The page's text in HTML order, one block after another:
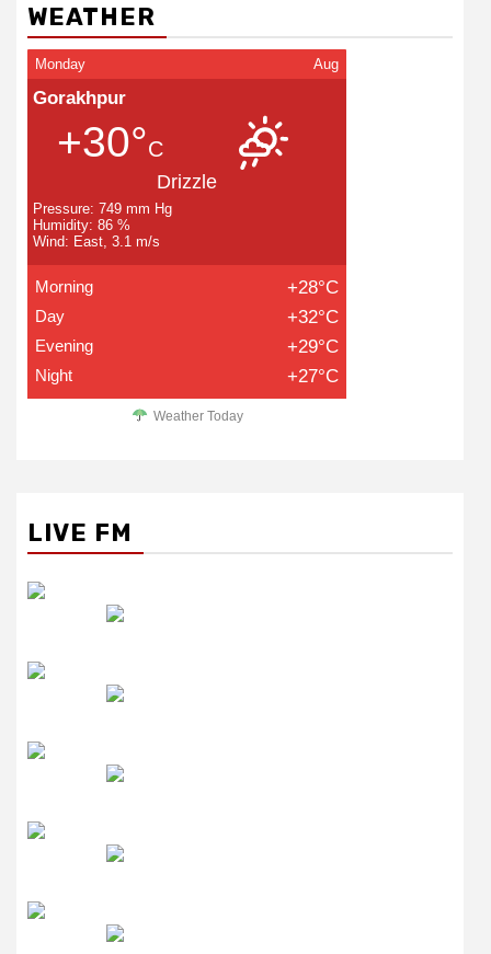
WEATHER
Monday Aug
Gorakhpur
+30°C
Drizzle
Pressure: 749 mm Hg
Humidity: 86 %
Wind: East, 3.1 m/s
Morning +28°C
Day +32°C
Evening +29°C
Night +27°C
Weather Today
LIVE FM